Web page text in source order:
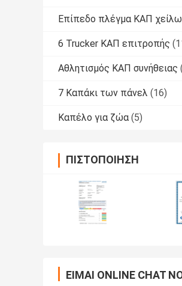
Επίπεδο πλέγμα ΚΑΠ
6 Trucker ΚΑΠ επιτροπής
Αθλητισμός ΚΑΠ συνήθειας
7 Καπάκι των πάνελ (16)
Καπέλο για ζώα (5)
ΠΙΣΤΟΠΟΊΗΣΗ
ΕΊΜΑΙ ONLINE CHAT